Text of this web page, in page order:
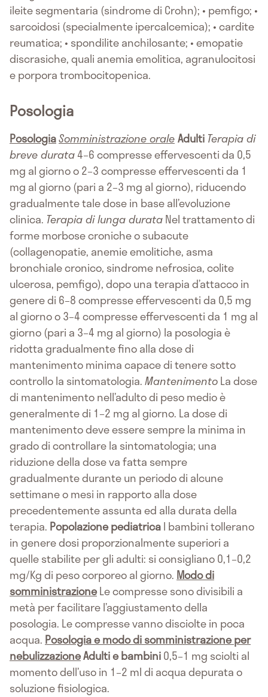
ileite segmentaria (sindrome di Crohn); • pemfigo; •
sarcoidosi (specialmente ipercalcemica); • cardite
reumatica; • spondilite anchilosante; • emopatie
discrasiche, quali anemia emolitica, agranulocitosi
e porpora trombocitopenica.
Posologia
PosologiaSomministrazione oraleAdulti Terapia di
breve durata4–6 compresse effervescenti da 0,5
mg al giorno o 2–3 compresse effervescenti da 1
mg al giorno (pari a 2–3 mg al giorno), riducendo
gradualmente tale dose in base all’evoluzione
clinica. Terapia di lunga durataNel trattamento di
forme morbose croniche o subacute
(collagenopatie, anemie emolitiche, asma
bronchiale cronico, sindrome nefrosica, colite
ulcerosa, pemfigo), dopo una terapia d’attacco in
genere di 6–8 compresse effervescenti da 0,5 mg
al giorno o 3–4 compresse effervescenti da 1 mg al
giorno (pari a 3–4 mg al giorno) la posologia è
ridotta gradualmente fino alla dose di
mantenimento minima capace di tenere sotto
controllo la sintomatologia.MantenimentoLa dose
di mantenimento nell’adulto di peso medio è
generalmente di 1–2 mg al giorno. La dose di
mantenimento deve essere sempre la minima in
grado di controllare la sintomatologia; una
riduzione della dose va fatta sempre
gradualmente durante un periodo di alcune
settimane o mesi in rapporto alla dose
precedentemente assunta ed alla durata della
terapia. Popolazione pediatricaI bambini tollerano
in genere dosi proporzionalmente superiori a
quelle stabilite per gli adulti: si consigliano 0,1–0,2
mg/Kg di peso corporeo al giorno. Modo di
somministrazioneLe compresse sono divisibili a
metà per facilitare l’aggiustamento della
posologia. Le compresse vanno disciolte in poca
acqua. Posologia e modo di somministrazione per
nebulizzazioneAdulti e bambini0,5–1 mg sciolti al
momento dell’uso in 1–2 ml di acqua depurata o
soluzione fisiologica.